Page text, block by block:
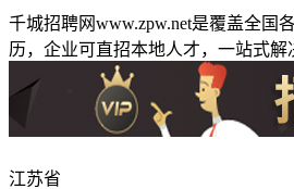
千城招聘网www.zpw.net是覆盖全国
历，企业可直招本地人才，一站式解
江苏省